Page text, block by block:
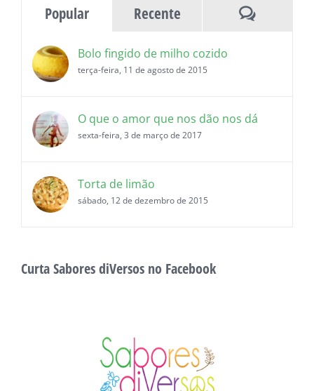
Popular Recente
Bolo fingido de milho cozido
terça-feira, 11 de agosto de 2015
O que o amor que nos dão nos dá
sexta-feira, 3 de março de 2017
Torta de limão
sábado, 12 de dezembro de 2015
Curta Sabores diVersos no Facebook